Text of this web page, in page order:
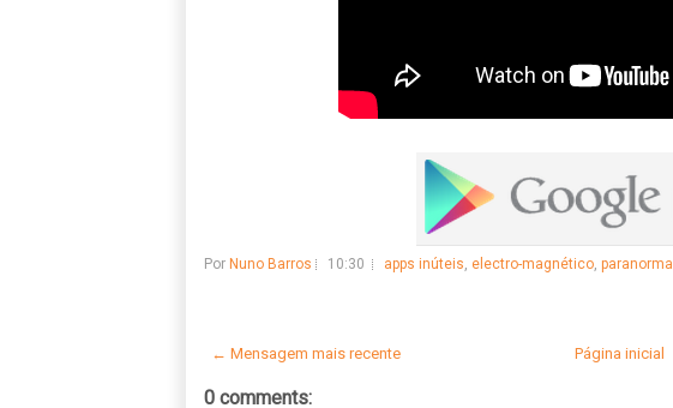
Por Nuno Barros 10:30 apps inúteis, electro-magnético, paranormal
← Mensagem mais recente Página inicial
0 comments: